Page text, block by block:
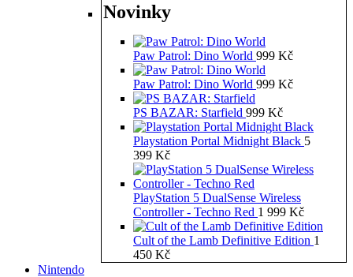
Novinky
Paw Patrol: Dino World 999 Kč
Paw Patrol: Dino World 999 Kč
PS BAZAR: Starfield 999 Kč
Playstation Portal Midnight Black 5
399 Kč
PlayStation 5 DualSense Wireless
Controller - Techno Red 1 999 Kč
Cult of the Lamb Definitive Edition 1
450 Kč
Nintendo